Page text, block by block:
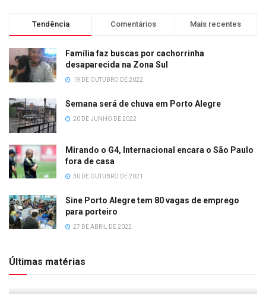
Tendência Comentários Mais recentes
Família faz buscas por cachorrinha
desaparecida na Zona Sul
19 DE OUTUBRO DE 2022
Semana será de chuva em Porto Alegre
20 DE JUNHO DE 2022
Mirando o G4, Internacional encara o São Paulo
fora de casa
30 DE OUTUBRO DE 2021
Sine Porto Alegre tem 80 vagas de emprego
para porteiro
27 DE ABRIL DE 2022
Últimas matérias